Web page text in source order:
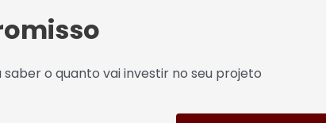
o quanto vai investir no seu projeto